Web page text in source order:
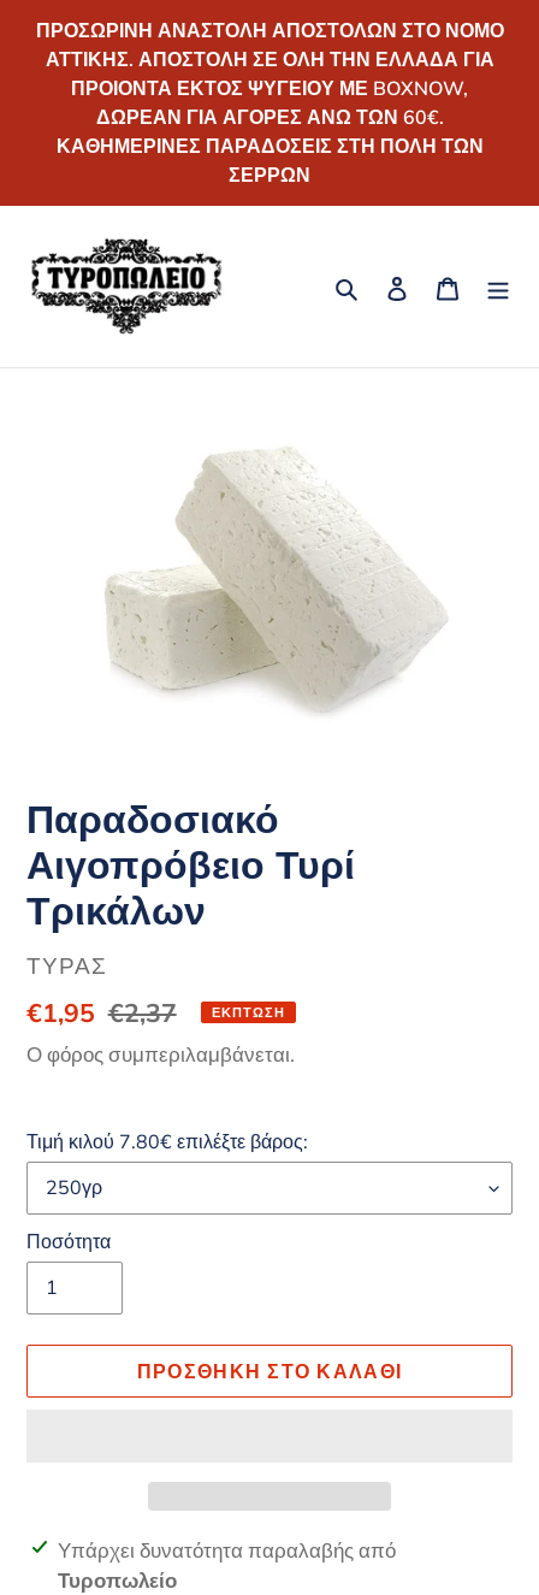
μετάβαση
περιεχόμενο
ΠΡΟΣΩΡΙΝΗ ΑΝΑΣΤΟΛΗ ΑΠΟΣΤΟΛΩΝ ΣΤΟ ΝΟΜΟ
ΑΤΤΙΚΗΣ. ΑΠΟΣΤΟΛΗ ΣΕ ΟΛΗ ΤΗΝ ΕΛΛΑΔΑ ΓΙΑ
ΠΡΟΙΟΝΤΑ ΕΚΤΟΣ ΨΥΓΕΙΟΥ ΜΕ BOXNOW,
ΔΩΡΕΑΝ ΓΙΑ ΑΓΟΡΕΣ ΑΝΩ ΤΩΝ 60€.
ΚΑΘΗΜΕΡΙΝΕΣ ΠΑΡΑΔΟΣΕΙΣ ΣΤΗ ΠΟΛΗ ΤΩΝ
ΣΕΡΡΩΝ
ΑναζήτησηΣύνδεσηΚαλάθι
Παραδοσιακό
Αιγοπρόβειο Τυρί
Τρικάλων
ΠΡΟΜΗΘΕΥΤΉΣ
ΤΥΡΑΣ
Τιμή
έκπτωσης
€1,95 Κανονική
τιμή
€2,37 ΈΚΠΤΩΣΗ
Ο φόρος συμπεριλαμβάνεται.
Τιμή κιλού 7.80€ επιλέξτε βάρος:
Ποσότητα
ΠΡΟΣΘΉΚΗ ΣΤΟ ΚΑΛΆΘΙ
Προσθήκη
προϊόντος
Υπάρχει δυνατότητα παραλαβής από
Τυροπωλείο